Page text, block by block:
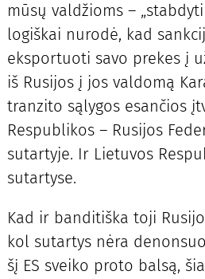
mūsų valdžioms –
logiškai nurodė, kad
eksportuoti savo prekes į
iš Rusijos į jos valdomą
tranzito sąlygos esančios
Respublikos – Rusijos
sutartyje. Ir Lietuvos
sutartyse.
Kad ir banditiška toji
kol sutartys nėra
šį ES sveiko proto balsą,